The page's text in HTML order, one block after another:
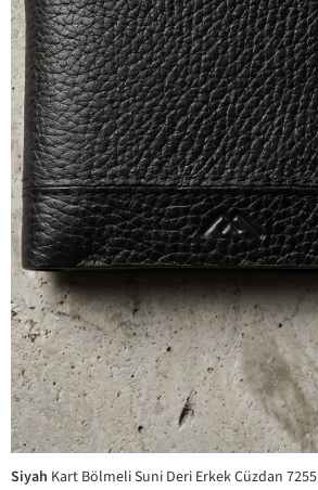
Siyah Kart Bölmeli Suni Deri Erkek Cüzdan 7255